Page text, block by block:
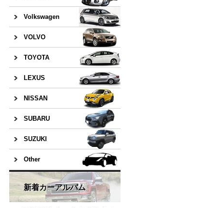
Volkswagen
VOLVO
TOYOTA
LEXUS
NISSAN
SUBARU
SUZUKI
Other
新着カーアルバム